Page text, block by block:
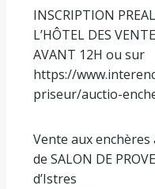
INSCRIPTION
L’HÔTEL DES
AVANT 12H ou sur
https://
priseur/auctio-
Vente aux enchères
de SALON DE
d’Istres